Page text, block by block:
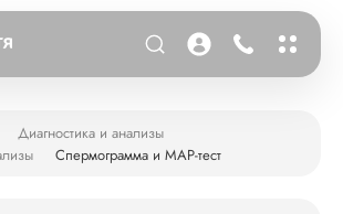
Диагностика и анализы
Спермограмма и МАР-тест